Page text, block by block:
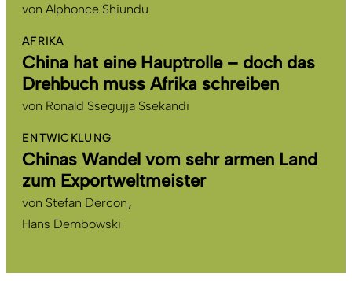
von Alphonce Shiundu
AFRIKA
China hat eine Hauptrolle – doch das
Drehbuch muss Afrika schreiben
von Ronald Ssegujja Ssekandi
ENTWICKLUNG
Chinas Wandel vom sehr armen Land
zum Exportweltmeister
von Stefan Dercon
Hans Dembowski